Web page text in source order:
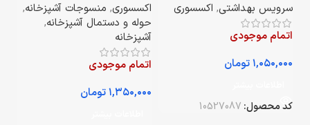
سرویس بهداشتی, اکسسوری
اتمام موجودی
تومان
کد محصول: 10527087
اکسسوری, منسوجات آشپزخانه,
حوله و دستمال آشپزخانه,
آشپزخانه
اتمام موجودی
تومان